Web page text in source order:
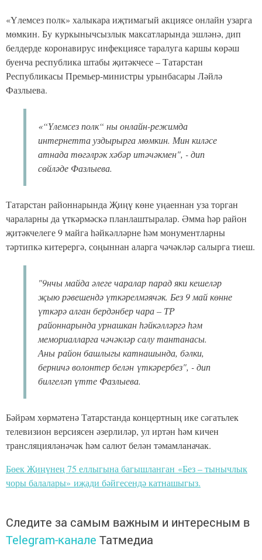
«Үлемсез полк» халыкара иҗтимагый акциясе онлайн узарга
мөмкин. Бу куркынычсызлык максатларында эшләнә, дип
белдерде коронавирус инфекциясе таралуга каршы көрәш
буенча республика штабы җитәкчесе – Татарстан
Республикасы Премьер-министры урынбасары Ләйлә
Фазлыева.
«“Үлемсез полк“ ны онлайн-режимда
интернетта уздырырга мөмкин. Мин киләсе
атнада төгәлрәк хәбәр итәчәкмен", - дип
сөйләде Фазлыева.
Татарстан районнарында Җиңү көне уңаеннан уза торган
чараларны да үткәрмәскә планлаштыралар. Әмма һәр район
җитәкчелеге 9 майга һәйкәлләрне һәм монументларны
тәртипкә китерергә, соңыннан аларга чәчәкләр салырга тиеш.
"9нчы майда әлеге чаралар парад яки кешеләр
җыю рәвешендә үткәрелмәячәк. Без 9 май көнне
үткәрә алган бердәнбер чара – ТР
районнарында урнашкан һәйкәлләргә һәм
мемориалларга чәчәкләр салу тантанасы.
Аны район башлыгы катнашында, бәлки,
берничә волонтер белән үткәрербез", - дип
билгеләп үтте Фазлыева.
Бәйрәм хөрмәтенә Татарстанда концертның ике сәгатьлек
телевизион версиясен әзерлиләр, ул иртән һәм кичен
трансляцияләнәчәк һәм салют белән тәмамланачак.
Бөек Җиңүнең 75 еллыгына багышланган «Без – тынычлык
чоры балалары» иҗади бәйгесендә катнашыгыз.
Следите за самым важным и интересным в
Telegram-канале Татмедиа